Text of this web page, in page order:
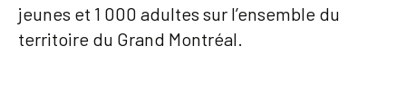
jeunes et 1 000 adultes sur l’ensemble du
territoire du Grand Montréal.